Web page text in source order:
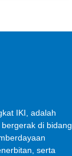
IKI, adalah
di bidang
serta